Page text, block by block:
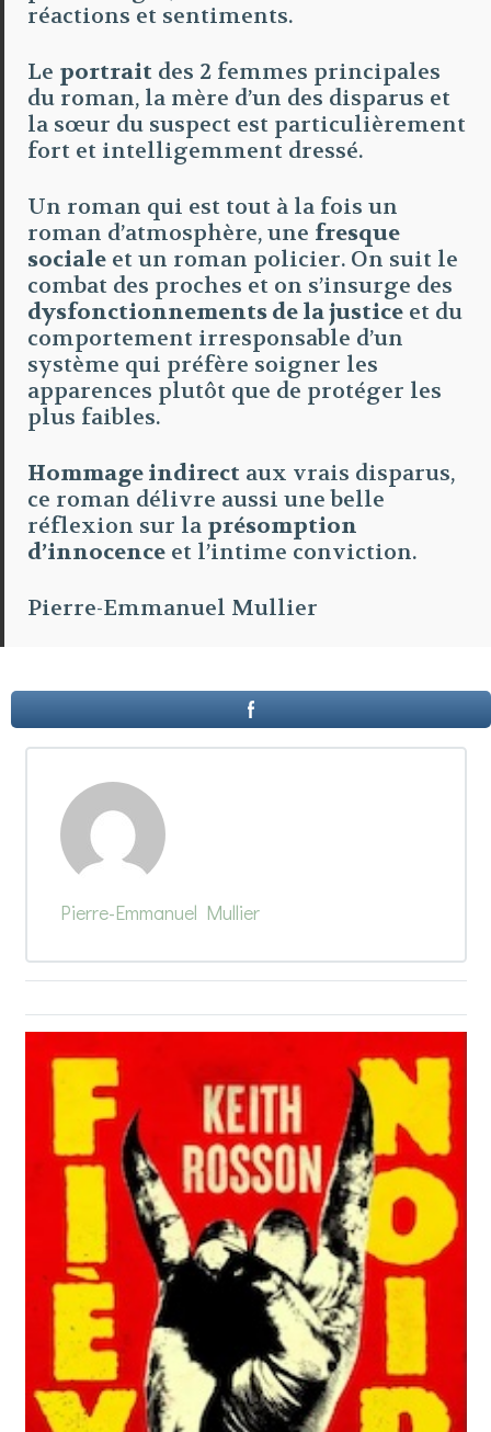
réactions et sentiments.
Le portrait des 2 femmes principales
du roman, la mère d’un des disparus et
la sœur du suspect est particulièrement
fort et intelligemment dressé.
Un roman qui est tout à la fois un
roman d’atmosphère, une fresque
sociale et un roman policier. On suit le
combat des proches et on s’insurge des
dysfonctionnements de la justice et du
comportement irresponsable d’un
système qui préfère soigner les
apparences plutôt que de protéger les
plus faibles.
Hommage indirect aux vrais disparus,
ce roman délivre aussi une belle
réflexion sur la présomption
d’innocence et l’intime conviction.
Pierre-Emmanuel Mullier
Pierre-Emmanuel Mullier